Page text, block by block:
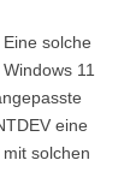
Eine solche
11
eine
solchen